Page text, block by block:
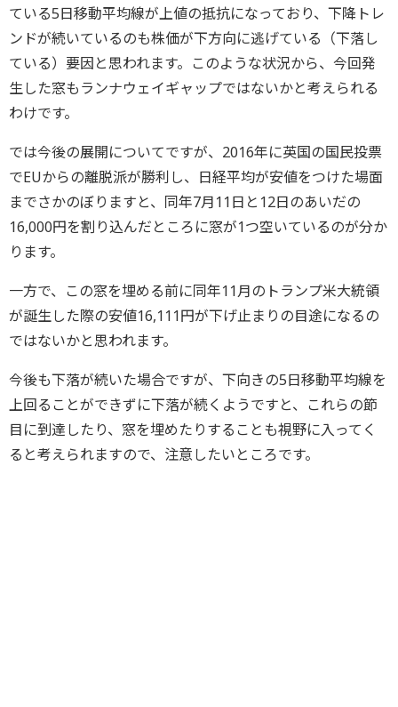
ている5日移動平均線が上値の抵抗になっており、下降トレ
ンドが続いているのも株価が下方向に逃げている（下落し
ている）要因と思われます。このような状況から、今回発
生した窓もランナウェイギャップではないかと考えられる
わけです。
では今後の展開についてですが、2016年に英国の国民投票
でEUからの離脱派が勝利し、日経平均が安値をつけた場面
までさかのぼりますと、同年7月11日と12日のあいだの
16,000円を割り込んだところに窓が1つ空いているのが分か
ります。
一方で、この窓を埋める前に同年11月のトランプ米大統領
が誕生した際の安値16,111円が下げ止まりの目途になるの
ではないかと思われます。
今後も下落が続いた場合ですが、下向きの5日移動平均線を
上回ることができずに下落が続くようですと、これらの節
目に到達したり、窓を埋めたりすることも視野に入ってく
ると考えられますので、注意したいところです。